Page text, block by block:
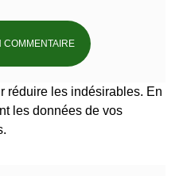
réduire les indésirables. En
les données de vos
.